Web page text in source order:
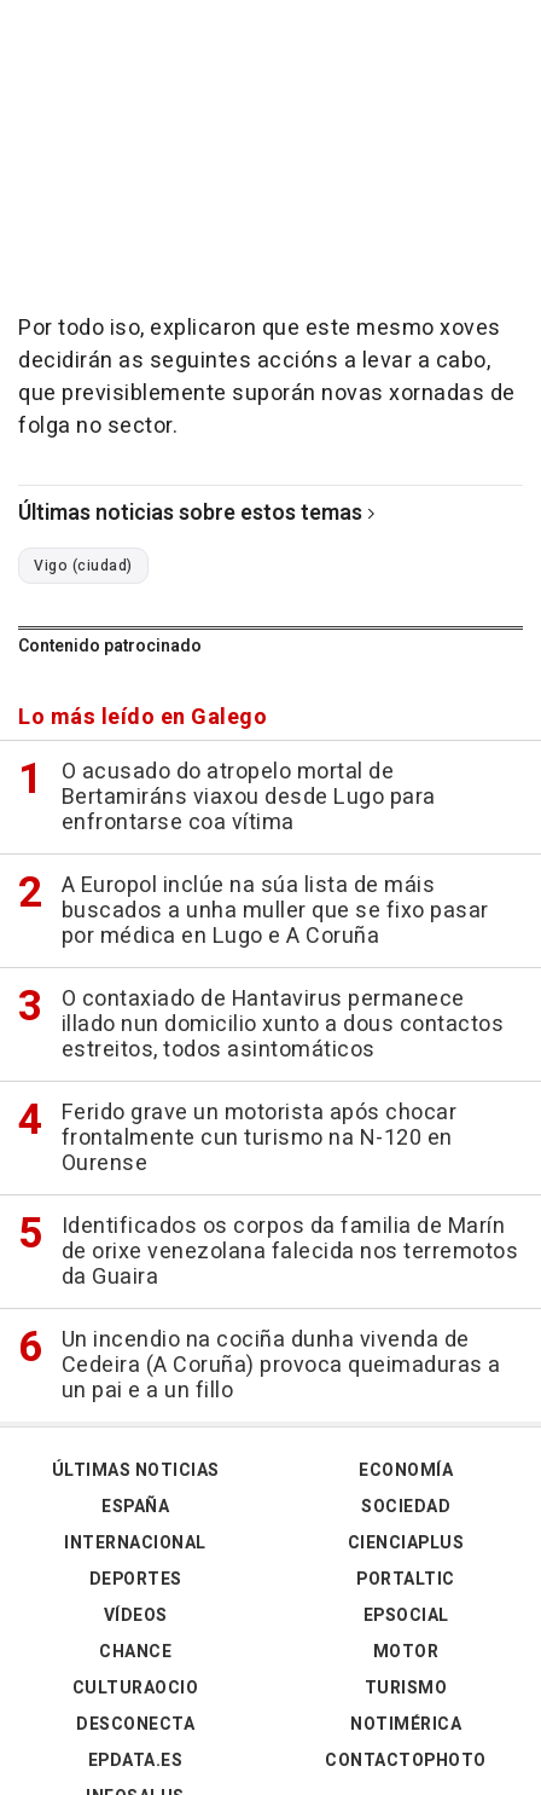
Por todo iso, explicaron que este mesmo xoves
decidirán as seguintes accións a levar a cabo,
que previsiblemente suporán novas xornadas de
folga no sector.
Últimas noticias sobre estos temas
Vigo (ciudad)
Contenido patrocinado
Lo más leído en Galego
O acusado do atropelo mortal de
Bertamiráns viaxou desde Lugo para
enfrontarse coa vítima
A Europol inclúe na súa lista de máis
buscados a unha muller que se fixo pasar
por médica en Lugo e A Coruña
O contaxiado de Hantavirus permanece
illado nun domicilio xunto a dous contactos
estreitos, todos asintomáticos
Ferido grave un motorista após chocar
frontalmente cun turismo na N-120 en
Ourense
Identificados os corpos da familia de Marín
de orixe venezolana falecida nos terremotos
da Guaira
Un incendio na cociña dunha vivenda de
Cedeira (A Coruña) provoca queimaduras a
un pai e a un fillo
ÚLTIMAS NOTICIAS
ESPAÑA
INTERNACIONAL
DEPORTES
VÍDEOS
ECONOMÍA
SOCIEDAD
CIENCIAPLUS
PORTALTIC
EPSOCIAL
CHANCE
CULTURAOCIO
DESCONECTA
EPDATA.ES
MOTOR
TURISMO
NOTIMÉRICA
CONTACTOPHOTO